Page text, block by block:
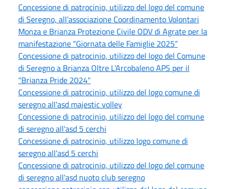
Concessione di patrocinio, utilizzo del logo del comune
di Seregno, all’associazione Coordinamento Volontari
Monza e Brianza Protezione Civile ODV di Agrate per la
manifestazione “Giornata delle Famiglie 2025“
Concessione di patrocinio, utilizzo del logo del Comune
di Seregno a Brianza Oltre L'Arcobaleno APS per il
"Brianza Pride 2024"
Concessione di patrocinio, utilizzo del logo comune di
seregno all'asd majestic volley
Concessione di patrocinio, utilizzo del logo del comune
di seregno all'asd 5 cerchi
Concessione di patrocinio, utilizzo logo comune di
seregno all'asd 5 cerchi
Concessione di patrocinio, utilizzo del logo del comune
di seregno all'asd nuoto club seregno